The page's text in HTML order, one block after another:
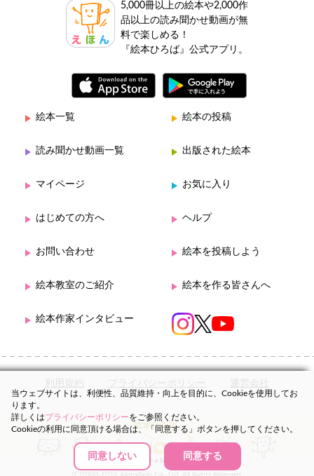
5,000冊以上の絵本や2,000作
品以上の読み聞かせ動画が無
料で楽しめる！
『絵本ひろば』公式アプリ。
絵本一覧 絵本の投稿
読み聞かせ動画一覧 出版された絵本
マイページ お気に入り
はじめての方へ ヘルプ
お問い合わせ 絵本を投稿しよう
絵本教室のご紹介 絵本を作る皆さんへ
絵本作家インタビュー
利用規約 プライバシーポリシー 運営会社
(C)2000-2026 AlphaPolis Co., Ltd. All Rights Reserved.
当ウェブサイトは、利便性、品質維持・向上を目的に、Cookieを使用してお
ります。
詳しくはプライバシーポリシーをご参照ください。
Cookieの利用に同意頂ける場合は、「同意する」ボタンを押してください。
同意しない 同意する